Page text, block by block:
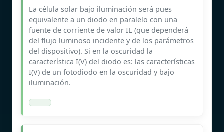
La célula solar bajo iluminación será pues
equivalente a un diodo en paralelo con una
fuente de corriente de valor IL (que dependerá
del flujo luminoso incidente y de los parámetros
del dispositivo). Si en la oscuridad la
característica I(V) del diodo es: las características
I(V) de un fotodiodo en la oscuridad y bajo
iluminación.